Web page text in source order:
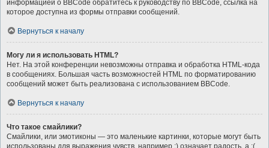
информацией о BBCode обратитесь к руководству по BBCode, ссылка на
которое доступна из формы отправки сообщений.
Вернуться к началу
Могу ли я использовать HTML?
Нет. На этой конференции невозможны отправка и обработка HTML-кода
в сообщениях. Большая часть возможностей HTML по форматированию
сообщений может быть реализована с использованием BBCode.
Вернуться к началу
Что такое смайлики?
Смайлики, или эмотиконы — это маленькие картинки, которые могут быть
использованы для выражения чувств, например :) означает радость, а :(